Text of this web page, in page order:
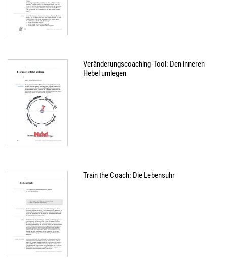
Veränderungscoaching-Tool: Den inneren
Hebel umlegen
Train the Coach: Die Lebensuhr